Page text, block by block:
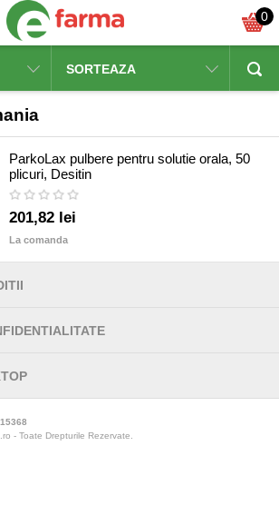
0
SORTEAZA
ParkoLax pulbere pentru solutie orala, 50
plicuri, Desitin
201,82 lei
La comanda
- Toate Drepturile Rezervate.